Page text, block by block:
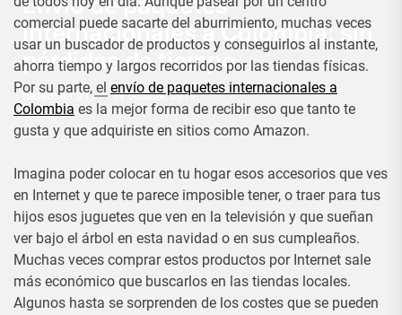
internacionales a Colombia: sin
pérdidas de tiempo
Redaccion_01 14 Octubre, 2019
comercial puede sacarte del aburrimiento, muchas veces
usar un buscador de productos y conseguirlos al instante,
ahorra tiempo y largos recorridos por las tiendas físicas.
Por su parte, el envío de paquetes internacionales a
Colombia es la mejor forma de recibir eso que tanto te
gusta y que adquiriste en sitios como Amazon.
Imagina poder colocar en tu hogar esos accesorios que ves
en Internet y que te parece imposible tener, o traer para tus
hijos esos juguetes que ven en la televisión y que sueñan
ver bajo el árbol en esta navidad o en sus cumpleaños.
Muchas veces comprar estos productos por Internet sale
más económico que buscarlos en las tiendas locales.
Algunos hasta se sorprenden de los costes que se pueden